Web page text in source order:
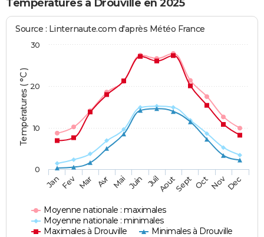
Températures à Drouville en 2025
Températures ( °C )
Source : Linternaute.com d'après Météo France
Moyenne nationale : maximales
Moyenne nationale : minimales
Maximales à Drouville
Minimales à Drouville
JanFev Mar Avr Mai Juin JuilAoutSept OctNovDec
0
10
20
30